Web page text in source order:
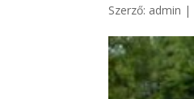
Szerző: admin |